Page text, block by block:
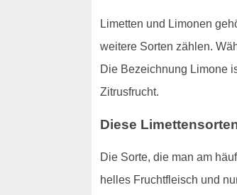
Limetten und Limonen
weitere Sorten zählen.
Die Bezeichnung Limone
Zitrusfrucht.
Diese
Die Sorte, die man am
helles Fruchtfleisch und